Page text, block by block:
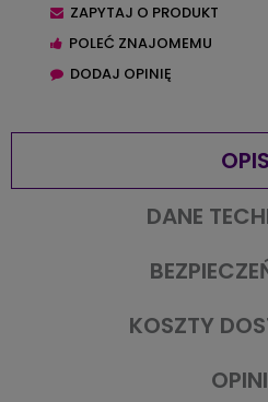
ZAPYTAJ O PRODUKT
POLEĆ ZNAJOMEMU
DODAJ OPINIĘ
OPIS
DANE
KOSZTY
CENA NIE ZAWIERA